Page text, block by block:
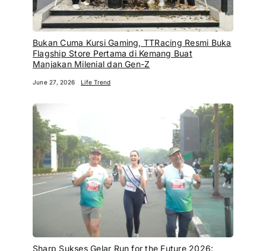
Bukan Cuma Kursi Gaming, TTRacing Resmi Buka
Flagship Store Pertama di Kemang Buat
Manjakan Milenial dan Gen-Z
June 27, 2026 Life Trend
Sharp Sukses Gelar Run for the Future 2026: